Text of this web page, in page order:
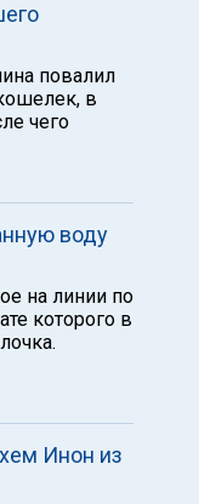
повалил
в
чего
воду
на линии по
которого в
Инон из